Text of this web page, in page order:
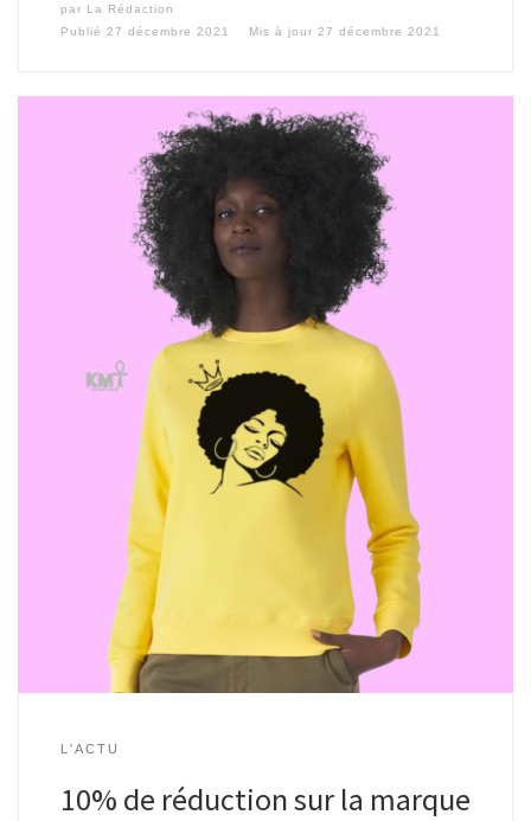
par La Rédaction
Publié 27 décembre 2021 Mis à jour 27 décembre 2021
L'ACTU
10% de réduction sur la marque